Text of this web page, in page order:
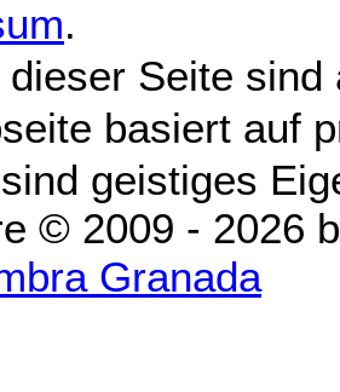
.
dieser Seite
basiert auf
geistiges
© 2009 - 2026
Granada